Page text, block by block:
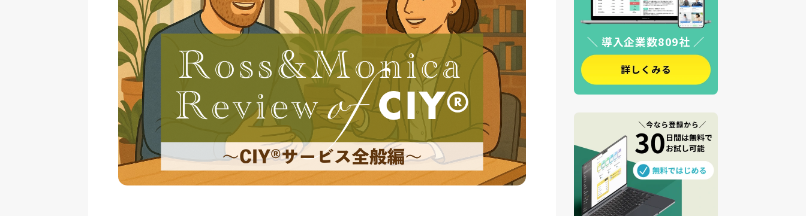
＼ 導入企業数809社 ／